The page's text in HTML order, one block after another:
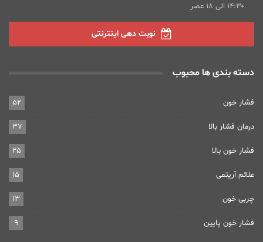
۱۴:۳۰ الی ۱۸ عصر
نوبت دهی اینترنتی
دسته بندی ها محبوب
فشار خون 52
درمان فشار بالا 37
فشار خون بالا 25
علائم آریتمی 15
چربی خون 13
فشار خون پایین 9